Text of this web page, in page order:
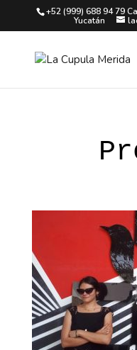
+52 (999) 688 94 79
Yucatán